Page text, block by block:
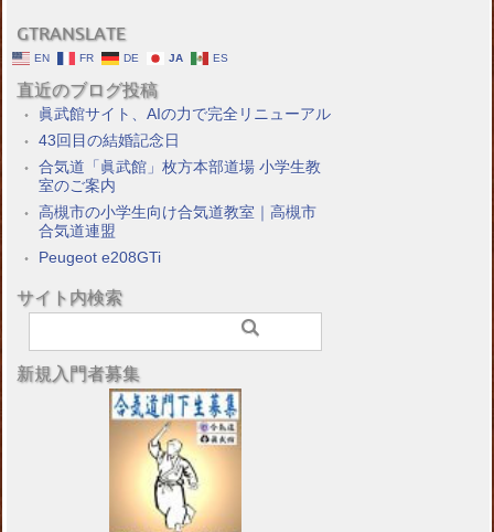
GTRANSLATE
EN FR DE JA ES
直近のブログ投稿
眞武館サイト、AIの力で完全リニューアル
43回目の結婚記念日
合気道「眞武館」枚方本部道場 小学生教
室のご案内
高槻市の小学生向け合気道教室｜高槻市
合気道連盟
Peugeot e208GTi
サイト内検索
新規入門者募集